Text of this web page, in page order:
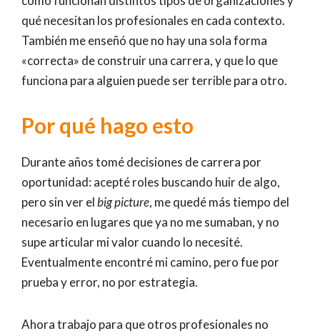
qué necesitan los profesionales en cada contexto.
También me enseñó que no hay una sola forma
«correcta» de construir una carrera, y que lo que
funciona para alguien puede ser terrible para otro.
Por qué hago esto
Durante años tomé decisiones de carrera por
oportunidad: acepté roles buscando huir de algo,
pero sin ver elbig picture, me quedé más tiempo del
necesario en lugares que ya no me sumaban, y no
supe articular mi valor cuando lo necesité.
Eventualmente encontré mi camino, pero fue por
prueba y error, no por estrategia.
Ahora trabajo para que otros profesionales no